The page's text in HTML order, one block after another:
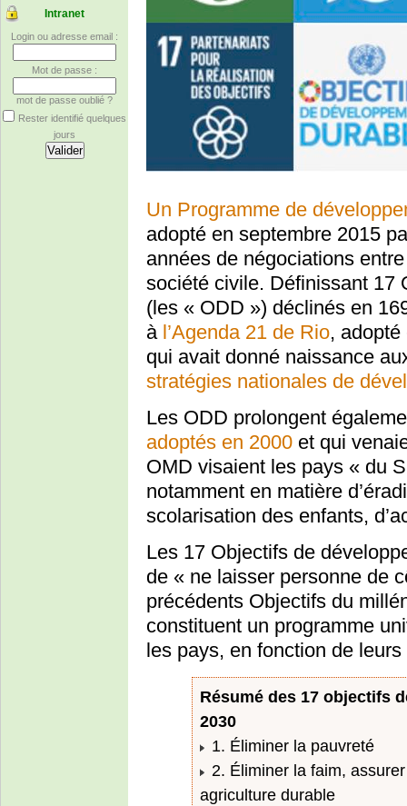
Intranet
Login ou adresse email :
Mot de passe :
mot de passe oublié ?
Rester identifié quelques
jours
Un Programme de
adopté en septembre 2015
années de négociations
société civile. Définissant 17
(les « ODD ») déclinés en
à l’Agenda 21 de Rio,
qui avait donné naissance
stratégies nationales de
Les ODD prolongent
adoptés en 2000 et qui
OMD visaient les pays « du
notamment en matière
scolarisation des enfants,
Les 17 Objectifs de
de « ne laisser personne de
précédents Objectifs du
constituent un programme
les pays, en fonction de
Résumé des 17 objectifs
2030
1. Éliminer la pauvreté
2. Éliminer la faim,
agriculture durable